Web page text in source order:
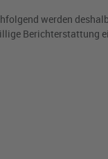
werden
Berichterstattung